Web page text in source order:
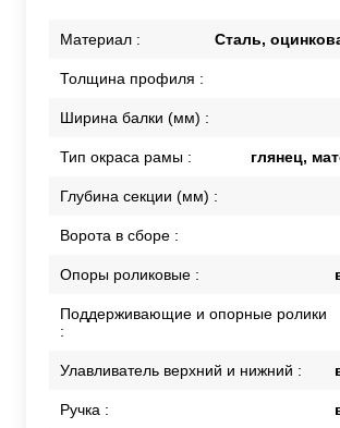
Материал : Сталь,
Толщина профиля :
Ширина балки (мм) :
Тип окраса рамы : глянец,
Глубина секции (мм) :
Ворота в сборе :
Опоры роликовые :
Поддерживающие и опорные ролики
:
Улавливатель верхний и нижний :
Ручка :